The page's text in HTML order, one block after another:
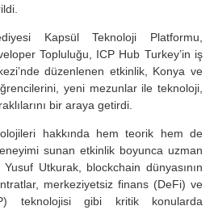
Kapsül Teknoloji Platformu,
Topluluğu, ICP Hub Turkey’in iş
düzenlenen etkinlik, Konya ve
yeni mezunlar ile teknoloji,
bir araya getirdi.
hakkında hem teorik hem de
sunan etkinlik boyunca uzman
Utkurak, blockchain dünyasının
merkeziyetsiz finans (DeFi) ve
teknolojisi gibi kritik konularda